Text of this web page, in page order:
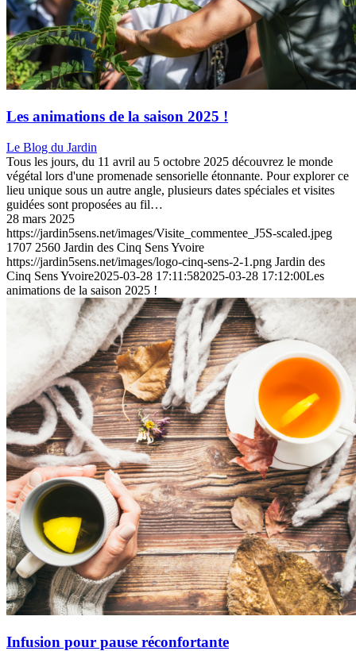
Menu
Les animations de la saison 2025 !
Le Blog du Jardin
Tous les jours, du 11 avril au 5 octobre 2025 découvrez le monde
végétal lors d'une promenade sensorielle étonnante. Pour explorer ce
lieu unique sous un autre angle, plusieurs dates spéciales et visites
guidées sont proposées au fil…
28 mars 2025
https://jardin5sens.net/images/Visite_commentee_J5S-scaled.jpeg
1707 2560 Jardin des Cinq Sens Yvoire
https://jardin5sens.net/images/logo-cinq-sens-2-1.png Jardin des
Cinq Sens Yvoire2025-03-28 17:11:582025-03-28 17:12:00Les
animations de la saison 2025 !
Infusion pour pause réconfortante